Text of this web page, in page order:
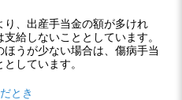
り、出産手当金の額が多けれ
給しないこととしています。
うが少ない場合は、傷病手当
しています。
とき